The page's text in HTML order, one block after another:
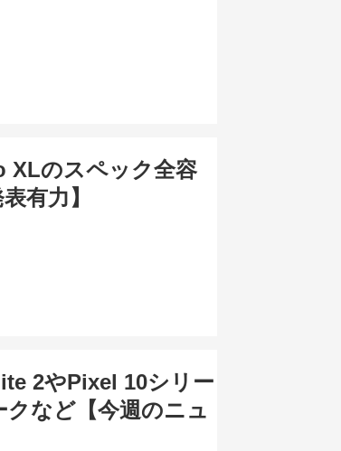
XLのスペック全容
有力】
2やPixel 10シリー
など【今週のニュ